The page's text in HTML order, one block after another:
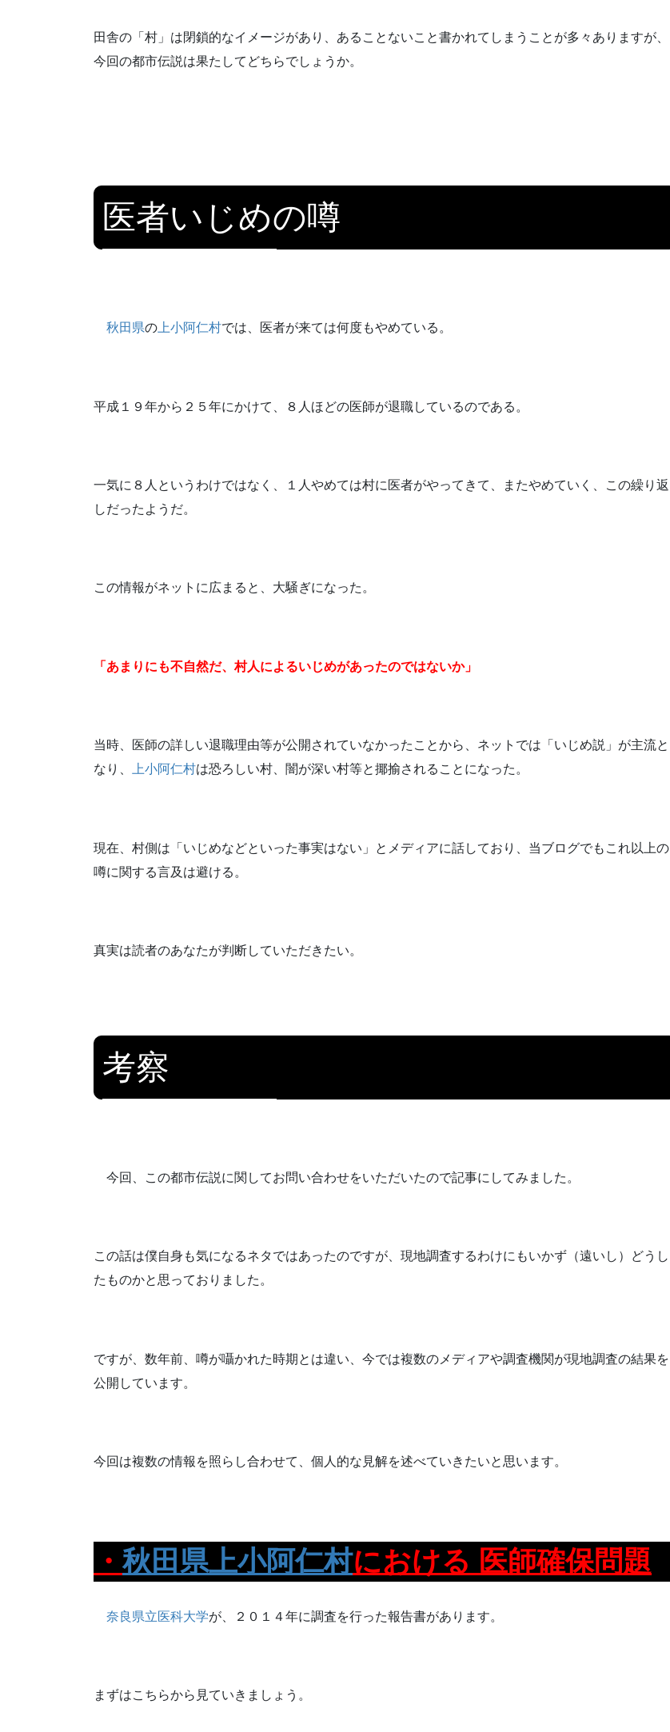
田舎の「村」は閉鎖的なイメージがあり、あることないこと書かれてしまうことが多々ありますが、
今回の都市伝説は果たしてどちらでしょうか。
医者いじめの噂
秋田県の 上小阿仁村では、医者が来ては何度もやめている。
平成１９年から２５年にかけて、８人ほどの医師が退職しているのである。
一気に８人というわけではなく、１人やめては村に医者がやってきて、またやめていく、この繰り返
しだったようだ。
この情報がネットに広まると、大騒ぎになった。
「あまりにも不自然だ、村人によるいじめがあったのではないか」
当時、医師の詳しい退職理由等が公開されていなかったことから、ネットでは「いじめ説」が主流と
なり、
上小阿仁村は恐ろしい村、闇が深い村等と揶揄されることになった。
現在、村側は「いじめなどといった事実はない」とメディアに話しており、当ブログでもこれ以上の
噂に関する言及は避ける。
真実は読者のあなたが判断していただきたい。
考察
今回、この都市伝説に関してお問い合わせをいただいたので記事にしてみました。
この話は僕自身も気になるネタではあったのですが、現地調査するわけにもいかず（遠いし）どうし
たものかと思っておりました。
ですが、数年前、噂が囁かれた時期とは違い、今では複数のメディアや調査機関が現地調査の結果を
公開しています。
今回は複数の情報を照らし合わせて、個人的な見解を述べていきたいと思います。
・ 秋田県上小阿仁村における 医師確保問題
奈良県立医科大学が、２０１４年に調査を行った報告書があります。
まずはこちらから見ていきましょう。